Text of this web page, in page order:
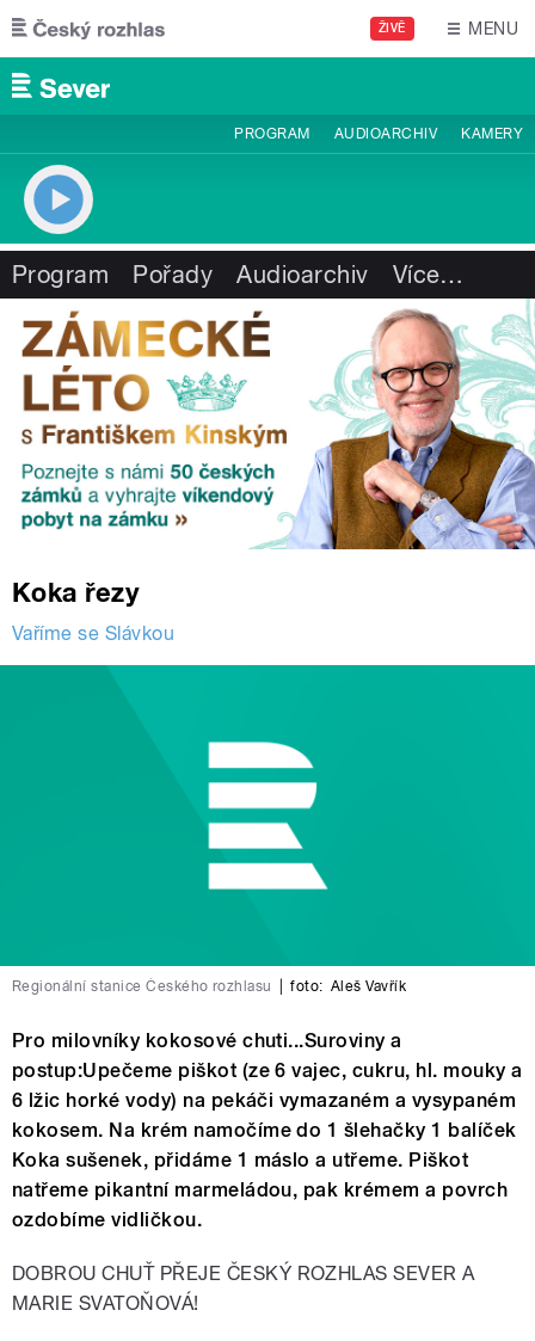
Přejít k hlavnímu obsahu
ŽIVĚ MENU
PROGRAM AUDIOARCHIV KAMERY
Program Pořady Audioarchiv Více…
Koka řezy
Vaříme se Slávkou
Regionální stanice Českého rozhlasu foto: Aleš Vavřík
Pro milovníky kokosové chuti...Suroviny a
postup:Upečeme piškot (ze 6 vajec, cukru, hl. mouky a
6 lžic horké vody) na pekáči vymazaném a vysypaném
kokosem. Na krém namočíme do 1 šlehačky 1 balíček
Koka sušenek, přidáme 1 máslo a utřeme. Piškot
natřeme pikantní marmeládou, pak krémem a povrch
ozdobíme vidličkou.
DOBROU CHUŤ PŘEJE ČESKÝ ROZHLAS SEVER A
MARIE SVATOŇOVÁ!